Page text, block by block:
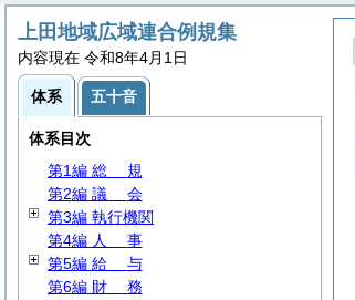
上田地域広域連合例規集
内容現在 令和8年4月1日
体系 五十音
体系目次
第1編 総 規
第2編 議 会
第3編 執行機関
第4編 人 事
第5編 給 与
第6編 財 務